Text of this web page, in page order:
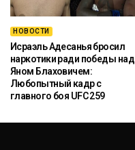
НОВОСТИ
Исраэль Адесанья бросил
наркотики ради победы над
Яном Блаховичем:
Любопытный кадр с
главного боя UFC 259